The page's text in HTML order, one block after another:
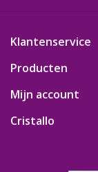
Klantenservice
Producten
Mijn account
Cristallo